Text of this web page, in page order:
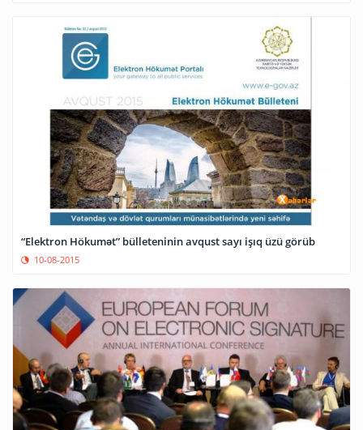
“Elektron Hökumət” bülleteninin avqust sayı işıq üzü görüb
10-08-2015